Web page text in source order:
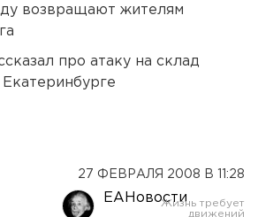
возвращают жителям
про атаку на склад
27 ФЕВРАЛЯ 2008 В 11:28
ЕАНовости